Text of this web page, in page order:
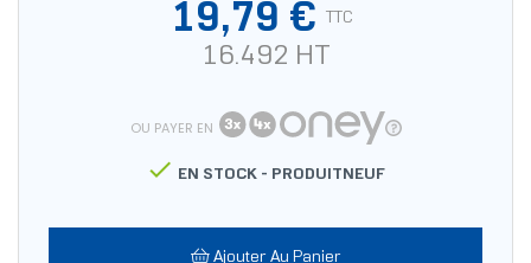
19,79 € TTC
16.492 HT
OU PAYER EN
 EN STOCK - PRODUITNEUF
Ajouter Au Panier